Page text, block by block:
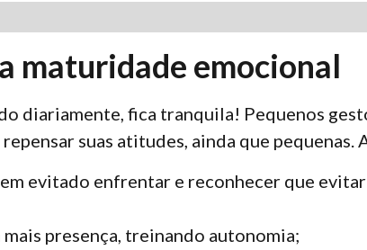
maturidade emocional
diariamente, fica tranquila! Pequenos
suas atitudes, ainda que pequenas.
evitado enfrentar e reconhecer que
presença, treinando autonomia;